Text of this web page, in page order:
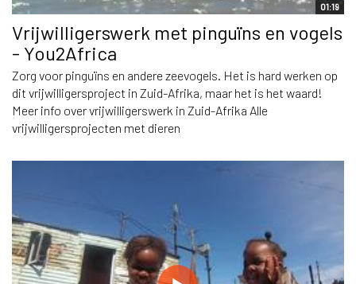
01:19
Vrijwilligerswerk met pinguïns en vogels
- You2Africa
Zorg voor pinguïns en andere zeevogels. Het is hard werken op
dit vrijwilligersproject in Zuid-Afrika, maar het is het waard!
Meer info over vrijwilligerswerk in Zuid-Afrika Alle
vrijwilligersprojecten met dieren